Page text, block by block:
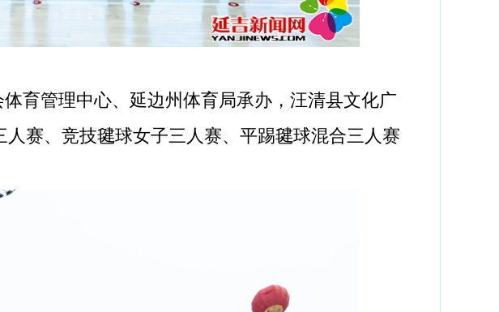
育管理中心、延边州体育局承办，汪清县文化广
赛、竞技毽球女子三人赛、平踢毽球混合三人赛